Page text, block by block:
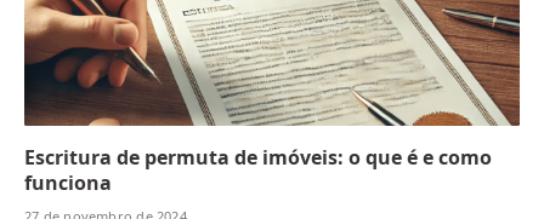
Escritura de permuta de imóveis: o que é e como
funciona